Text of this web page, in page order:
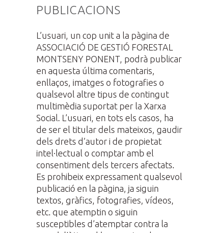
PUBLICACIONS
L’usuari, un cop unit a la pàgina de
ASSOCIACIÓ DE GESTIÓ FORESTAL
MONTSENY PONENT, podrà publicar
en aquesta última comentaris,
enllaços, imatges o fotografies o
qualsevol altre tipus de contingut
multimèdia suportat per la Xarxa
Social. L’usuari, en tots els casos, ha
de ser el titular dels mateixos, gaudir
dels drets d’autor i de propietat
intel·lectual o comptar amb el
consentiment dels tercers afectats.
Es prohibeix expressament qualsevol
publicació en la pàgina, ja siguin
textos, gràfics, fotografies, vídeos,
etc. que atemptin o siguin
susceptibles d’atemptar contra la